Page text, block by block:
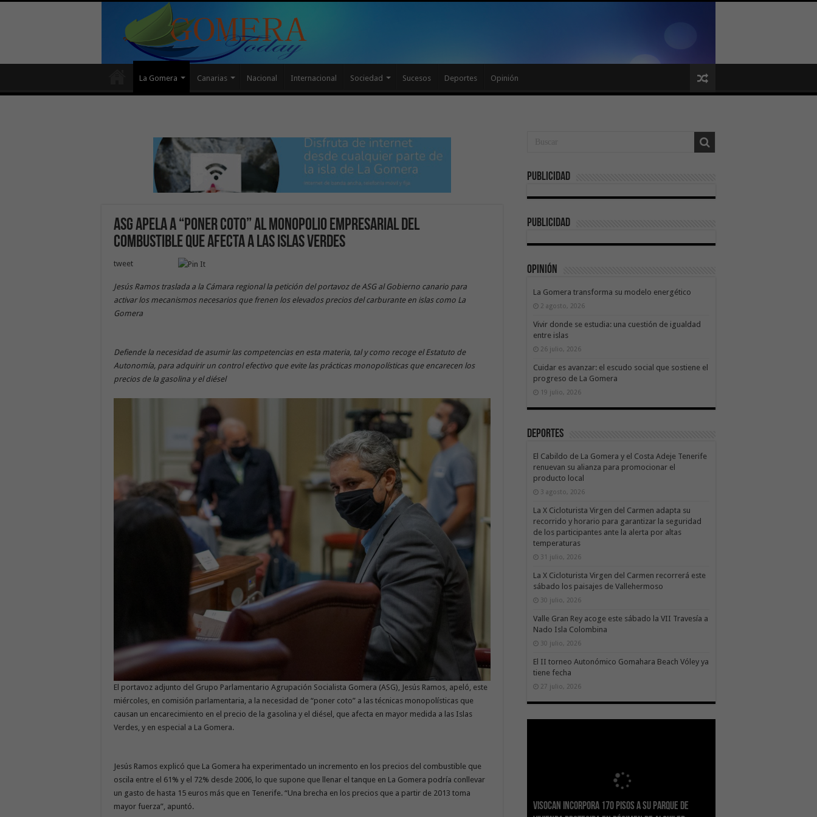
La Gomera Canarias Nacional Internacional Sociedad Sucesos Deportes Opinión
ASG apela a “poner coto” al monopolio empresarial del
combustible que afecta a las Islas Verdes
tweet
Jesús Ramos traslada a la Cámara regional la petición del portavoz de ASG al Gobierno canario para
activar los mecanismos necesarios que frenen los elevados precios del carburante en islas como La
Gomera
Defiende la necesidad de asumir las competencias en esta materia, tal y como recoge el Estatuto de
Autonomía, para adquirir un control efectivo que evite las prácticas monopolísticas que encarecen los
precios de la gasolina y el diésel
El portavoz adjunto del Grupo Parlamentario Agrupación Socialista Gomera (ASG), Jesús Ramos, apeló, este
miércoles, en comisión parlamentaria, a la necesidad de “poner coto” a las técnicas monopolísticas que
causan un encarecimiento en el precio de la gasolina y el diésel, que afecta en mayor medida a las Islas
Verdes, y en especial a La Gomera.
Jesús Ramos explicó que La Gomera ha experimentado un incremento en los precios del combustible que
oscila entre el 61% y el 72% desde 2006, lo que supone que llenar el tanque en La Gomera podría conllevar
un gasto de hasta 15 euros más que en Tenerife. “Una brecha en los precios que a partir de 2013 toma
mayor fuerza”, apuntó.
Publicidad
publicidad
Opinión
La Gomera transforma su modelo energético
2 agosto, 2026
Vivir donde se estudia: una cuestión de igualdad
entre islas
26 julio, 2026
Cuidar es avanzar: el escudo social que sostiene el
progreso de La Gomera
19 julio, 2026
Deportes
El Cabildo de La Gomera y el Costa Adeje Tenerife
renuevan su alianza para promocionar el
producto local
3 agosto, 2026
La X Cicloturista Virgen del Carmen adapta su
recorrido y horario para garantizar la seguridad
de los participantes ante la alerta por altas
temperaturas
31 julio, 2026
La X Cicloturista Virgen del Carmen recorrerá este
sábado los paisajes de Vallehermoso
30 julio, 2026
Valle Gran Rey acoge este sábado la VII Travesía a
Nado Isla Colombina
30 julio, 2026
El II torneo Autonómico Gomahara Beach Vóley ya
tiene fecha
27 julio, 2026
Visocan incorpora 170 pisos a su parque de
Sanidad refuerza la capacidad diagnóstica de
Transición despliega un sistema fotovoltaico
La ESSSCAN inicia la formación en primeros
El Gobierno de Canarias concede ayudas por